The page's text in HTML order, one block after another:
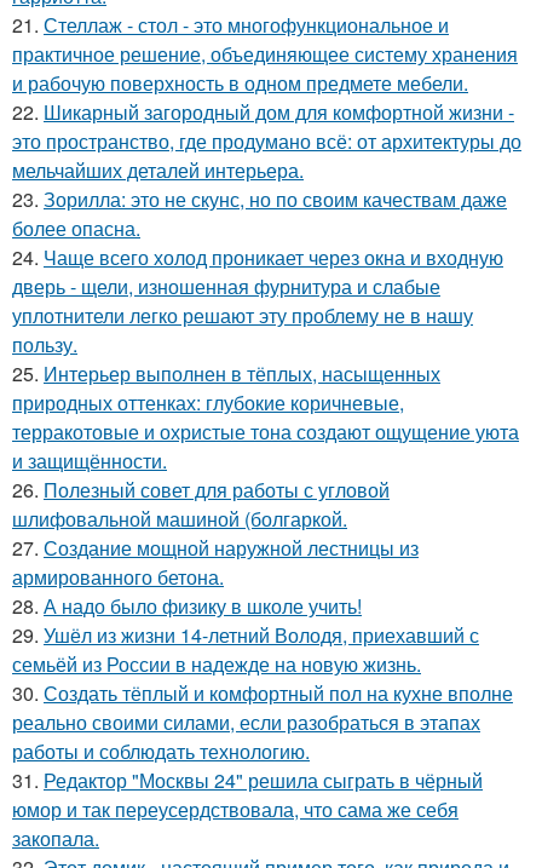
21. Стеллаж - стол - это многофункциональное и
практичное решение, объединяющее систему хранения
и рабочую поверхность в одном предмете мебели.
22. Шикарный загородный дом для комфортной жизни -
это пространство, где продумано всё: от архитектуры до
мельчайших деталей интерьера.
23. Зорилла: это не скунс, но по своим качествам даже
более опасна.
24. Чаще всего холод проникает через окна и входную
дверь - щели, изношенная фурнитура и слабые
уплотнители легко решают эту проблему не в нашу
пользу.
25. Интерьер выполнен в тёплых, насыщенных
природных оттенках: глубокие коричневые,
терракотовые и охристые тона создают ощущение уюта
и защищённости.
26. Полезный совет для работы с угловой
шлифовальной машиной (болгаркой.
27. Создание мощной наружной лестницы из
армированного бетона.
28. А надо было физику в школе учить!
29. Ушёл из жизни 14-летний Володя, приехавший с
семьёй из России в надежде на новую жизнь.
30. Создать тёплый и комфортный пол на кухне вполне
реально своими силами, если разобраться в этапах
работы и соблюдать технологию.
31. Редактор "Москвы 24" решила сыграть в чёрный
юмор и так переусердствовала, что сама же себя
закопала.